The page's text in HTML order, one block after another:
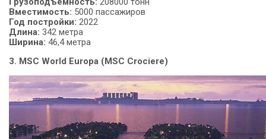
Вместимость: 5000 пассажиров
Год постройки: 2022
Длина: 342 метра
Ширина: 46,4 метра
3. MSC World Europa (MSC Crociere)